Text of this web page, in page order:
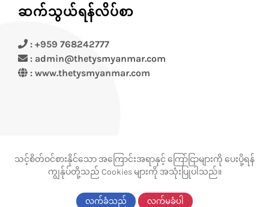
သင့်စိတ်ဝင်စားနိုင်သော အကြောင်းအရာနှင့် ကြော်ငြာများကို ပေးပို့ရန်
ကျွန်ုပ်တို့သည် Cookies များကို အသုံးပြုပါသည်။
လက်ခံသည် လက်မခံပါ
ဆက်သွယ်ရန်လိပ်စာ
: +959 768242777
: admin@thetysmyanmar.com
: www.thetysmyanmar.com
© Copyright 2012 -2026 |Thetys